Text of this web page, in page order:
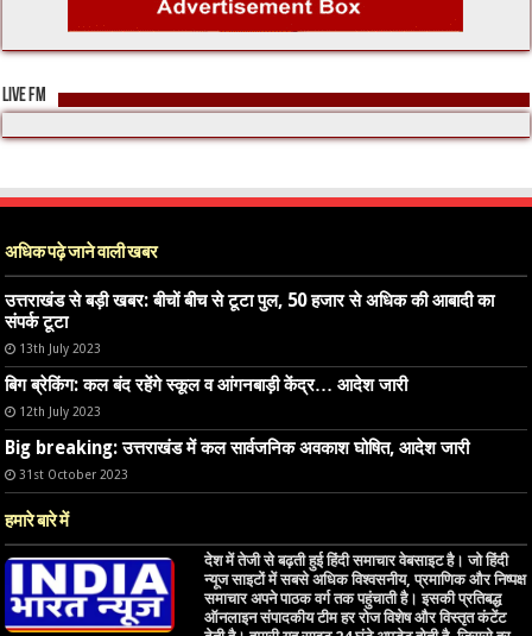
LIVE FM
अधिक पढ़े जाने वाली खबर
उत्तराखंड से बड़ी खबर: बीचों बीच से टूटा पुल, 50 हजार से अधिक की आबादी का
संपर्क टूटा
13th July 2023
बिग ब्रेकिंग: कल बंद रहेंगे स्कूल व आंगनबाड़ी केंद्र… आदेश जारी
12th July 2023
Big breaking: उत्तराखंड में कल सार्वजनिक अवकाश घोषित, आदेश जारी
31st October 2023
हमारे बारे में
देश में तेजी से बढ़ती हुई हिंदी समाचार वेबसाइट है। जो हिंदी
न्यूज साइटों में सबसे अधिक विश्वसनीय, प्रमाणिक और निष्पक्ष
समाचार अपने पाठक वर्ग तक पहुंचाती है। इसकी प्रतिबद्ध
ऑनलाइन संपादकीय टीम हर रोज विशेष और विस्तृत कंटेंट